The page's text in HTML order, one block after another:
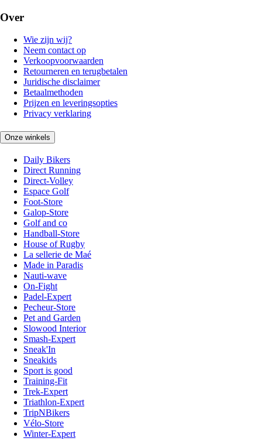
Over
Wie zijn wij?
Neem contact op
Verkoopvoorwaarden
Retourneren en terugbetalen
Juridische disclaimer
Betaalmethoden
Prijzen en leveringsopties
Privacy verklaring
Onze winkels
Daily Bikers
Direct Running
Direct-Volley
Espace Golf
Foot-Store
Galop-Store
Golf and co
Handball-Store
House of Rugby
La sellerie de Maé
Made in Paradis
Nauti-wave
On-Fight
Padel-Expert
Pecheur-Store
Pet and Garden
Slowood Interior
Smash-Expert
Sneak'In
Sneakids
Sport is good
Training-Fit
Trek-Expert
Triathlon-Expert
TripNBikers
Vélo-Store
Winter-Expert